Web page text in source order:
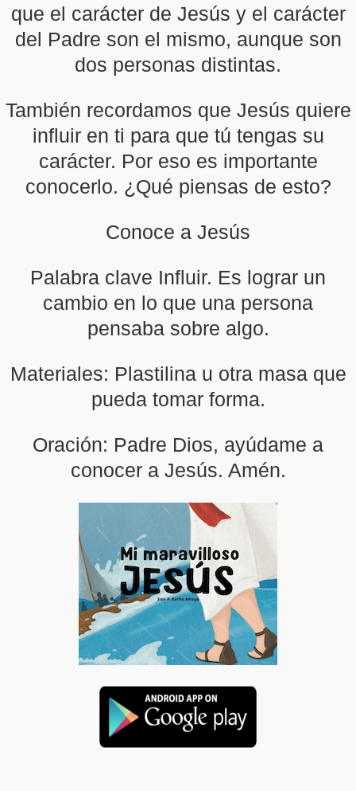
que el carácter de Jesús y el carácter
del Padre son el mismo, aunque son
dos personas distintas.
También recordamos que Jesús quiere
influir en ti para que tú tengas su
carácter. Por eso es importante
conocerlo. ¿Qué piensas de esto?
Conoce a Jesús
Palabra clave Influir. Es lograr un
cambio en lo que una persona
pensaba sobre algo.
Materiales: Plastilina u otra masa que
pueda tomar forma.
Oración: Padre Dios, ayúdame a
conocer a Jesús. Amén.